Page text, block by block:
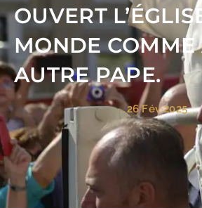
OUVERT
MONDE
AUTRE PAPE.
26 Fév 2025